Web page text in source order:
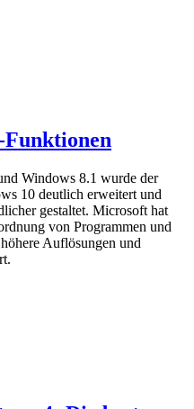
Funktionen
Windows 8.1 wurde der
10 deutlich erweitert und
gestaltet. Microsoft hat
von Programmen und
Auflösungen und